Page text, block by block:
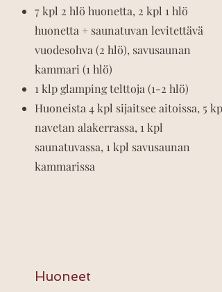
7 kpl 2 hlö huonetta, 2 kpl 1 hlö
huonetta + saunatuvan levitettävä
vuodesohva (2 hlö), savusaunan
kammari (1 hlö)
1 klp glamping telttoja (1-2 hlö)
Huoneista 4 kpl sijaitsee aitoissa, 5 kpl
navetan alakerrassa, 1 kpl
saunatuvassa, 1 kpl savusaunan
kammarissa
Huoneet